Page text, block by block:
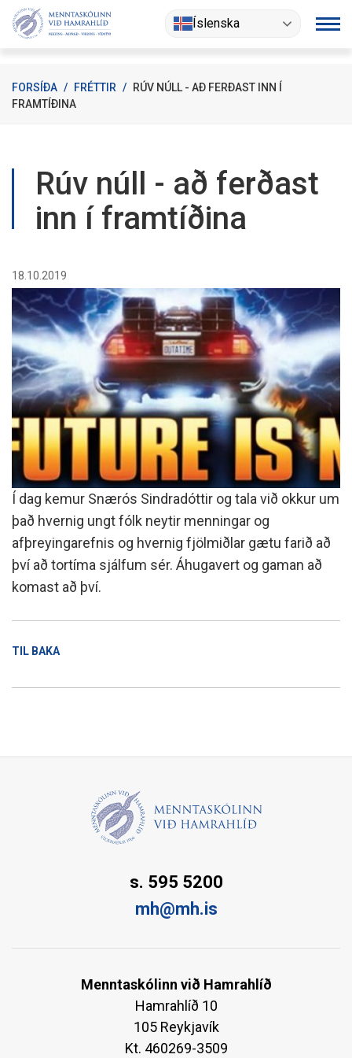
Fara
Íslenska
FORSÍÐA / FRÉTTIR /
RÚV NÚLL - AÐ FERÐAST INN Í
FRAMTÍÐINA
Rúv núll - að ferðast
inn í framtíðina
18.10.2019
Í dag kemur Snærós Sindradóttir og tala við okkur um
það hvernig ungt fólk neytir menningar og
afþreyingarefnis og hvernig fjölmiðlar gætu farið að
því að tortíma sjálfum sér. Áhugavert og gaman að
komast að því.
TIL BAKA
s. 595 5200
mh@mh.is
Menntaskólinn við Hamrahlíð
Hamrahlíð 10
105 Reykjavík
Kt. 460269-3509